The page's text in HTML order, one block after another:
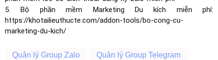
5. Bộ phần mềm Marketing Du kích miễn phí:
https://khotailieuthucte.com/addon-tools/bo-cong-cu-
marketing-du-kich/
Quản lý Group Zalo
Quản lý Group Telegram